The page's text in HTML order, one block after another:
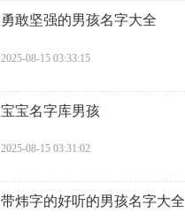
​勇敢坚强的男孩名字大全
2025-08-15 03:33:15
​宝宝名字库男孩
2025-08-15 03:31:02
​带炜字的好听的男孩名字大全